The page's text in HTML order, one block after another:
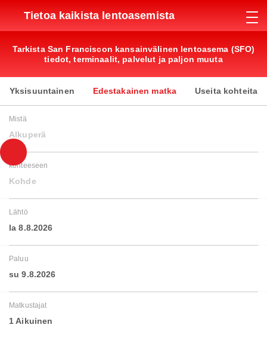
Tietoa kaikista lentoasemista
Tarkista San Franciscon kansainvälinen lentoasema (SFO)
tiedot, terminaalit, palvelut ja paljon muuta
Yksisuuntainen Edestakainen matka Useita kohteita
Mistä
Alkuperä
kohteeseen
Kohde
Lähtö
la 8.8.2026
Paluu
su 9.8.2026
Matkustajat
1 Aikuinen